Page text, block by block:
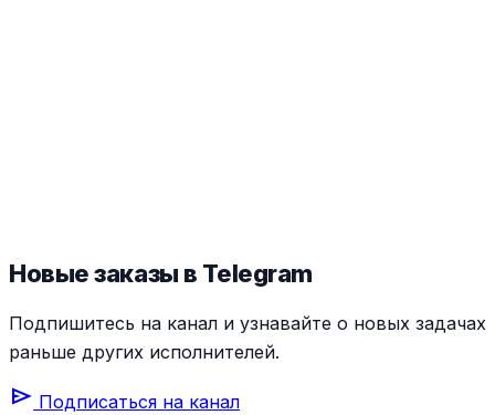
Новые заказы в Telegram
Подпишитесь на канал и узнавайте о новых задачах
раньше других исполнителей.
send Подписаться на канал